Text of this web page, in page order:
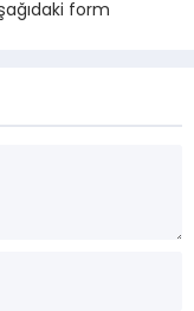
form